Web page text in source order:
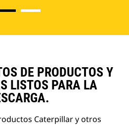
DE PRODUCTOS Y
LISTOS PARA LA
Caterpillar y otros